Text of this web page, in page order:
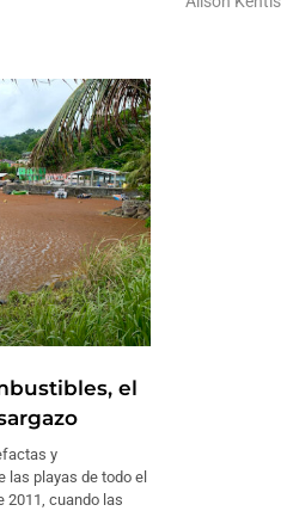
el
y
las playas de todo el
2011, cuando las